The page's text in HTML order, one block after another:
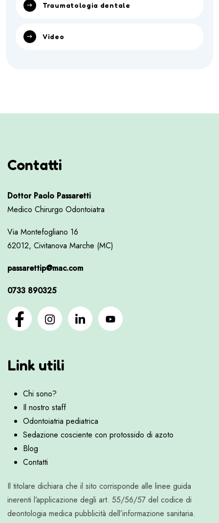
Traumatologia dentale
Video
Contatti
Dottor Paolo Passaretti
Medico Chirurgo Odontoiatra
Via Montefogliano 16
62012, Civitanova Marche (MC)
passarettip@mac.com
0733 890325
Link utili
Chi sono?
Il nostro staff
Odontoiatria pediatrica
Sedazione cosciente con protossido di azoto
Blog
Contatti
Il titolare dichiara che il sito corrisponde alle linee guida
inerenti l’applicazione degli art. 55/56/57 del codice di
deontologia medica pubblicità dell’informazione sanitaria.